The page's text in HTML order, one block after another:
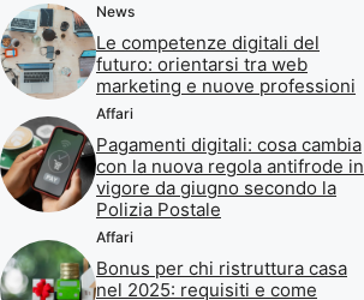
News
Le competenze digitali del
futuro: orientarsi tra web
marketing e nuove professioni
Affari
Pagamenti digitali: cosa cambia
con la nuova regola antifrode in
vigore da giugno secondo la
Polizia Postale
Affari
Bonus per chi ristruttura casa
nel 2025: requisiti e come